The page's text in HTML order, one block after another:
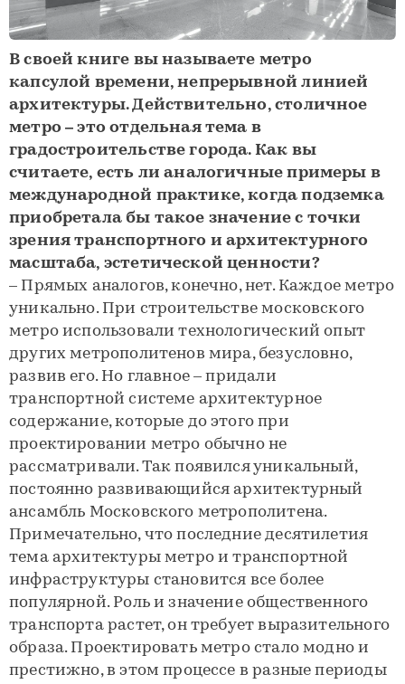
В своей книге вы называете метро
капсулой времени, непрерывной линией
архитектуры. Действительно, столичное
метро – это отдельная тема в
градостроительстве города. Как вы
считаете, есть ли аналогичные примеры в
международной практике, когда подземка
приобретала бы такое значение с точки
зрения транспортного и архитектурного
масштаба, эстетической ценности?
– Прямых аналогов, конечно, нет. Каждое метро
уникально. При строительстве московского
метро использовали технологический опыт
других метрополитенов мира, безусловно,
развив его. Но главное – придали
транспортной системе архитектурное
содержание, которые до этого при
проектировании метро обычно не
рассматривали. Так появился уникальный,
постоянно развивающийся архитектурный
ансамбль Московского метрополитена.
Примечательно, что последние десятилетия
тема архитектуры метро и транспортной
инфраструктуры становится все более
популярной. Роль и значение общественного
транспорта растет, он требует выразительного
образа. Проектировать метро стало модно и
престижно, в этом процессе в разные периоды